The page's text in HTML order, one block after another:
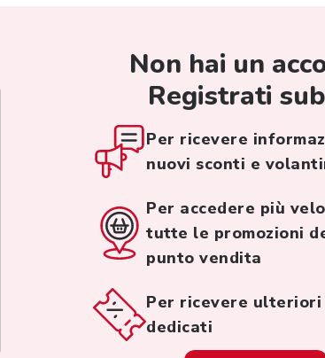
Non hai un
Registrati
Per ricevere
nuovi sconti e
Per accedere più
tutte le promozioni
punto vendita
Per ricevere
dedicati